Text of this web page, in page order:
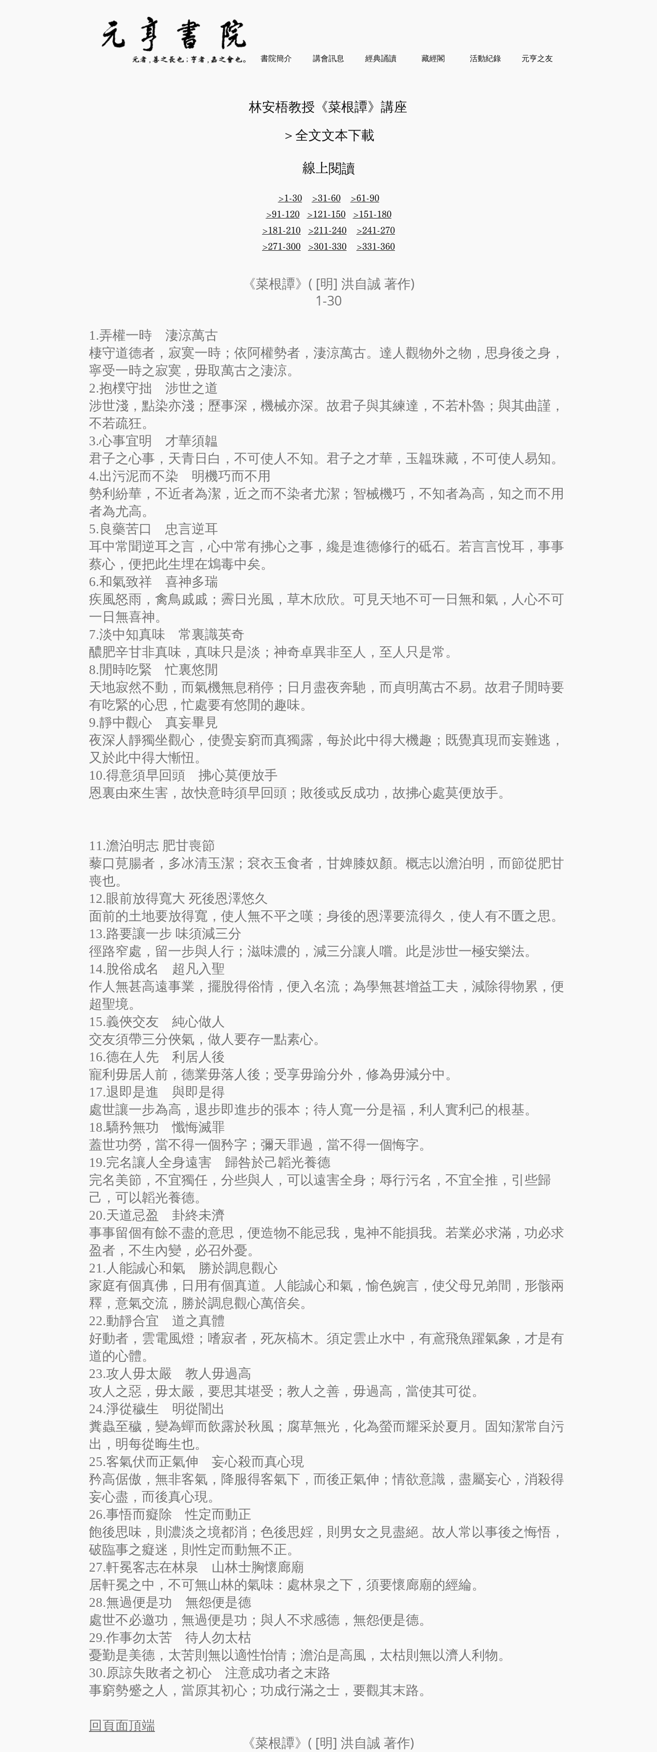
書院簡介 講會訊息 經典誦讀 藏經閣 活動紀錄 元亨之友
林安梧教授《菜根譚》講座
＞​全文文本下載
線上閱讀
>1-30 >31-60
>61-90
>91-120
>121-150
>151-180
>181-210
>211-240
>241-270
>271-300
>301-330 >331-360
《菜根譚》( [明] 洪自誠 著作)
1-30
1.弄權一時 淒涼萬古
棲守道德者，寂寞一時；依阿權勢者，淒涼萬古。達人觀物外之物，思身後之身，
寧受一時之寂寞，毋取萬古之淒涼。
2.抱樸守拙 涉世之道
涉世淺，點染亦淺；歷事深，機械亦深。故君子與其練達，不若朴魯；與其曲謹，
不若疏狂。
3.心事宜明 才華須韞
君子之心事，天青日白，不可使人不知。君子之才華，玉韞珠藏，不可使人易知。
4.出污泥而不染 明機巧而不用
勢利紛華，不近者為潔，近之而不染者尤潔；智械機巧，不知者為高，知之而不用
者為尤高。
5.良藥苦口 忠言逆耳
耳中常聞逆耳之言，心中常有拂心之事，纔是進德修行的砥石。若言言悅耳，事事
蔡心，便把此生埋在鴆毒中矣。
6.和氣致祥 喜神多瑞
疾風怒雨，禽鳥戚戚；霽日光風，草木欣欣。可見天地不可一日無和氣，人心不可
一日無喜神。
7.淡中知真味 常裏識英奇
醲肥辛甘非真味，真味只是淡；神奇卓異非至人，至人只是常。
8.閒時吃緊 忙裏悠閒
天地寂然不動，而氣機無息稍停；日月盡夜奔馳，而貞明萬古不易。故君子閒時要
有吃緊的心思，忙處要有悠閒的趣味。
9.靜中觀心 真妄畢見
夜深人靜獨坐觀心，使覺妄窮而真獨露，每於此中得大機趣；既覺真現而妄難逃，
又於此中得大慚忸。
10.得意須早回頭 拂心莫便放手
恩裏由來生害，故快意時須早回頭；敗後或反成功，故拂心處莫便放手。
11.澹泊明志 肥甘喪節
藜口莧腸者，多冰清玉潔；袞衣玉食者，甘婢膝奴顏。概志以澹泊明，而節從肥甘
喪也。
12.眼前放得寬大 死後恩澤悠久
面前的土地要放得寬，使人無不平之嘆；身後的恩澤要流得久，使人有不匱之思。
13.路要讓一步 味須減三分
徑路窄處，留一步與人行；滋味濃的，減三分讓人嚐。此是涉世一極安樂法。
14.脫俗成名 超凡入聖
作人無甚高遠事業，擺脫得俗情，便入名流；為學無甚增益工夫，減除得物累，便
超聖境。
15.義俠交友 純心做人
交友須帶三分俠氣，做人要存一點素心。
16.德在人先 利居人後
寵利毋居人前，德業毋落人後；受享毋踰分外，修為毋減分中。
17.退即是進 與即是得
處世讓一步為高，退步即進步的張本；待人寬一分是福，利人實利己的根基。
18.驕矜無功 懺悔滅罪
蓋世功勞，當不得一個矜字；彌天罪過，當不得一個悔字。
19.完名讓人全身遠害 歸咎於己韜光養德
完名美節，不宜獨任，分些與人，可以遠害全身；辱行污名，不宜全推，引些歸
己，可以韜光養德。
20.天道忌盈 卦終未濟
事事留個有餘不盡的意思，便造物不能忌我，鬼神不能損我。若業必求滿，功必求
盈者，不生內變，必召外憂。
21.人能誠心和氣 勝於調息觀心
家庭有個真佛，日用有個真道。人能誠心和氣，愉色婉言，使父母兄弟間，形骸兩
釋，意氣交流，勝於調息觀心萬倍矣。
22.動靜合宜 道之真體
好動者，雲電風燈；嗜寂者，死灰槁木。須定雲止水中，有鳶飛魚躍氣象，才是有
道的心體。
23.攻人毋太嚴 教人毋過高
攻人之惡，毋太嚴，要思其堪受；教人之善，毋過高，當使其可從。
24.淨從穢生 明從闇出
糞蟲至穢，變為蟬而飲露於秋風；腐草無光，化為螢而耀采於夏月。固知潔常自污
出，明每從晦生也。
25.客氣伏而正氣伸 妄心殺而真心現
矜高倨傲，無非客氣，降服得客氣下，而後正氣伸；情欲意識，盡屬妄心，消殺得
妄心盡，而後真心現。
26.事悟而癡除 性定而動正
飽後思味，則濃淡之境都消；色後思婬，則男女之見盡絕。故人常以事後之悔悟，
破臨事之癡迷，則性定而動無不正。
27.軒冕客志在林泉 山林士胸懷廊廟
居軒冕之中，不可無山林的氣味：處林泉之下，須要懷廊廟的經綸。
28.無過便是功 無怨便是德
處世不必邀功，無過便是功；與人不求感德，無怨便是德。
29.作事勿太苦 待人勿太枯
憂勤是美德，太苦則無以適性怡情；澹泊是高風，太枯則無以濟人利物。
30.原諒失敗者之初心 注意成功者之末路
事窮勢蹙之人，當原其初心；功成行滿之士，要觀其末路。
​回頁面頂端
《菜根譚》( [明] 洪自誠 著作)